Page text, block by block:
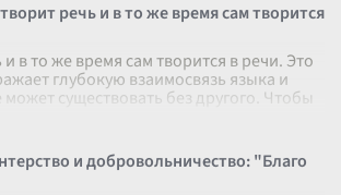
речь и в то же время сам творится
в то же время сам творится в речи. Это
глубокую взаимосвязь языка и
существовать без другого. Чтобы
и добровольничество: "Благо